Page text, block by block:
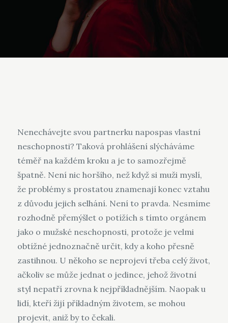
Nenechávejte svou partnerku napospas vlastní
neschopnosti? Taková prohlášení slýcháváme
téměř na každém kroku a je to samozřejmě
špatně. Není nic horšího, než když si muži myslí,
že problémy s prostatouznamenají konec vztahu
z důvodu jejich selhání. Není to pravda. Nesmíme
rozhodně přemýšlet o potížích s tímto orgánem
jako o mužské neschopnosti, protože je velmi
obtížné jednoznačně určit, kdy a koho přesně
zastihnou. U někoho se neprojeví třeba celý život,
ačkoliv se může jednat o jedince, jehož životní
styl nepatří zrovna k nejpříkladnějším. Naopak u
lidí, kteří žijí příkladným životem, se mohou
projevit, aniž by to čekali.